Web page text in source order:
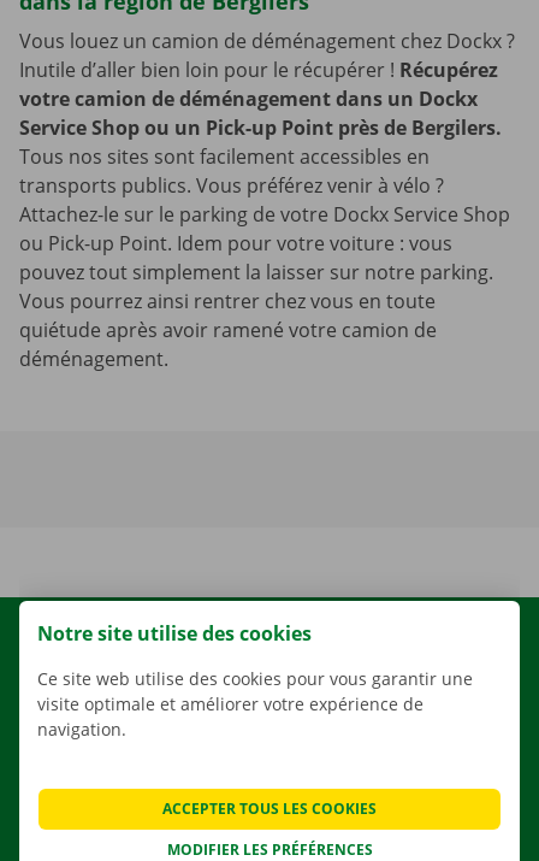
Vous louez un camion de déménagement chez Dockx ?
Inutile d’aller bien loin pour le récupérer ! Récupérez
votre camion de déménagement dans un Dockx
Service Shop ou un Pick-up Point près de Bergilers.
Tous nos sites sont facilement accessibles en
transports publics. Vous préférez venir à vélo ?
Attachez-le sur le parking de votre Dockx Service Shop
ou Pick-up Point. Idem pour votre voiture : vous
pouvez tout simplement la laisser sur notre parking.
Vous pourrez ainsi rentrer chez vous en toute
quiétude après avoir ramené votre camion de
déménagement.
LOCATION
NOS VÉHICULES
APPLI
SOLUTIONS DE DÉMÉNAGEMENT
Notre site utilise des cookies
Ce site web utilise des cookies pour vous garantir une
visite optimale et améliorer votre expérience de
navigation.
MODIFIER LES PRÉFÉRENCES
ACCEPTER TOUS LES COOKIES